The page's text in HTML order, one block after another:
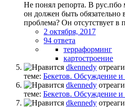
Не понял репорта. В
он должен быть обязательно
проблема? Он отсутствует в
2 октября, 2017
94 ответа
терраформинг
картостроение
dkennedy
теме: Бекетов. Обсуждение и
dkennedy
теме: Бекетов. Обсуждение и
dkennedy